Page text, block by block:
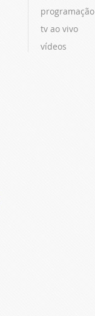
programação
tv ao vivo
vídeos